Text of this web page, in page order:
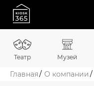
Театр Музей
Главная О компании